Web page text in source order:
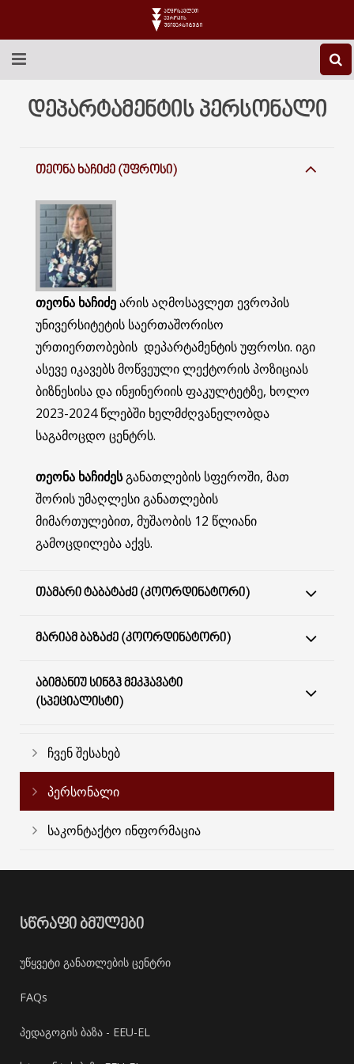
EEU-Ს ᲨᲔᲡᲐᲮᲔᲑ
ᲙᲕᲚᲔᲕᲐ
ᲡᲐᲔᲠᲗᲐᲨᲝᲠᲘᲡᲝ
ᲑᲘᲑᲚᲘᲝᲗᲔᲙᲐ
ᲡᲢᲣᲓᲔᲜᲢᲣᲠᲘ ᲪᲮᲝᲕᲠᲔᲑᲐ
ᲙᲝᲜᲢᲐᲥᲢᲘ
დეპარტამენტის პერსონალი
ᲗᲔᲝᲜᲐ ᲮᲐᲩᲘᲫᲔ (ᲣᲤᲠᲝᲡᲘ)
თეონა ხაჩიძეარის აღმოსავლეთ ევროპის
უნივერსიტეტის საერთაშორისო
ურთიერთობების დეპარტამენტის უფროსი. იგი
ასევე იკავებს მოწვეული ლექტორის პოზიციას
ბიზნესისა და ინჟინერიის ფაკულტეტზე, ხოლო
2023-2024 წლებში ხელმძღვანელობდა
საგამოცდო ცენტრს.
თეონა ხაჩიძესგანათლების სფეროში, მათ
შორის უმაღლესი განათლების
მიმართულებით, მუშაობის 12 წლიანი
გამოცდილება აქვს.
ᲗᲐᲛᲐᲠᲘ ᲢᲐᲑᲐᲢᲐᲫᲔ (ᲙᲝᲝᲠᲓᲘᲜᲐᲢᲝᲠᲘ)
ᲛᲐᲠᲘᲐᲛ ᲑᲐᲖᲐᲫᲔ (ᲙᲝᲝᲠᲓᲘᲜᲐᲢᲝᲠᲘ)
ᲐᲑᲘᲛᲐᲜᲘᲣ ᲡᲘᲜᲒᲰ ᲛᲔᲙᲰᲐᲕᲐᲢᲘ
(ᲡᲞᲔᲪᲘᲐᲚᲘᲡᲢᲘ)
ჩვენ შესახებ
პერსონალი
საკონტაქტო ინფორმაცია
ᲡᲬᲠᲐᲤᲘ ᲑᲛᲣᲚᲔᲑᲘ
უწყვეტი განათლების ცენტრი
FAQs
პედაგოგის ბაზა - EEU-EL